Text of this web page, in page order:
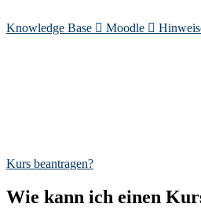
Knowledge Base  Moodle 
Kurs beantragen?
Wie kann ich einen